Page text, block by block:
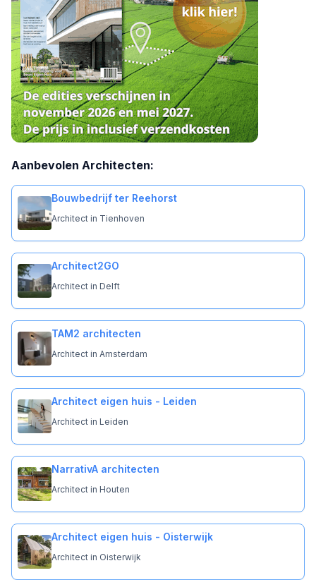
Aanbevolen Architecten:
Bouwbedrijf ter Reehorst
Architect in Tienhoven
Architect2GO
Architect in Delft
TAM2 architecten
Architect in Amsterdam
Architect eigen huis - Leiden
Architect in Leiden
NarrativA architecten
Architect in Houten
Architect eigen huis - Oisterwijk
Architect in Oisterwijk